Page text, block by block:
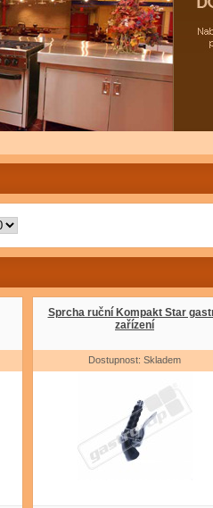
Sprcha ruční Kompakt Star
zařízení
Dostupnost: Skladem